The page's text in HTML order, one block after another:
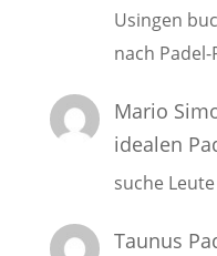
Usingen
nach
Mario
idealen
suche
Taunus